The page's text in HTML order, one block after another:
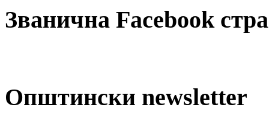
Званична Facebook
Општински newsletter